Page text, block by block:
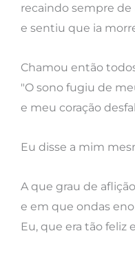
recaindo sempre
e sentiu que ia
Chamou então
"O sono fugiu de
e meu coração
Eu disse a mim
A que grau de
e em que ondas
Eu, que era tão feliz